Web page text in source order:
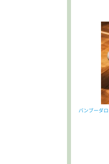
バンブーダ